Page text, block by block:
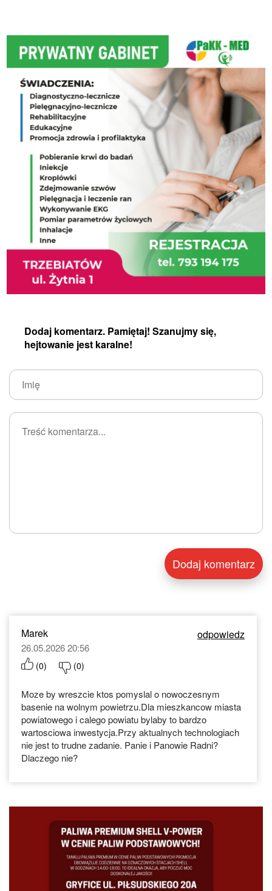
Dodaj komentarz. Pamiętaj! Szanujmy się,
hejtowanie jest karalne!
Marek odpowiedz
26.05.2026 20:56
(0) (0)
Moze by wreszcie ktos pomyslal o nowoczesnym
basenie na wolnym powietrzu.Dla mieszkancow miasta
powiatowego i calego powiatu bylaby to bardzo
wartosciowa inwestycja.Przy aktualnych technologiach
nie jest to trudne zadanie. Panie i Panowie Radni?
Dlaczego nie?